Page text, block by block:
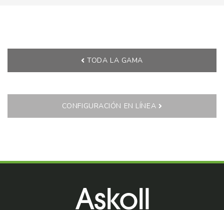
TODA LA GAMA
CONFIGURACIÓN EN LÍNEA